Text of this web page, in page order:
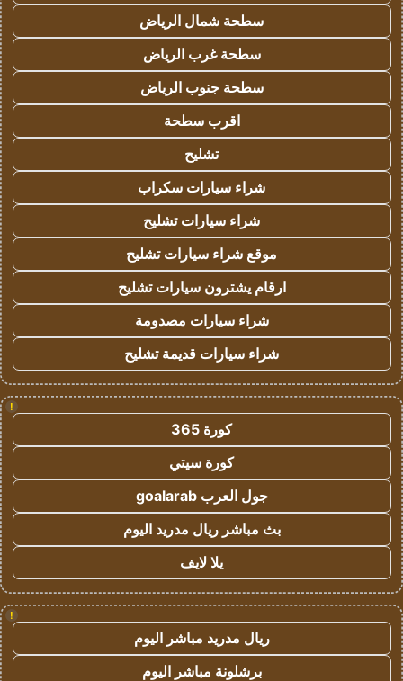
سطحة شمال الرياض
سطحة غرب الرياض
سطحة جنوب الرياض
اقرب سطحة
تشليح
شراء سيارات سكراب
شراء سيارات تشليح
موقع شراء سيارات تشليح
ارقام يشترون سيارات تشليح
شراء سيارات مصدومة
شراء سيارات قديمة تشليح
!
كورة 365
كورة سيتي
جول العرب goalarab
بث مباشر ريال مدريد اليوم
يلا لايف
!
ريال مدريد مباشر اليوم
برشلونة مباشر اليوم